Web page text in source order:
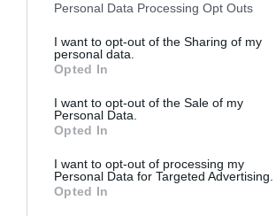
Personal Data Processing Opt Outs
I want to opt-out of the Sharing of my
personal data.
Opted In
I want to opt-out of the Sale of my
Personal Data.
Opted In
I want to opt-out of processing my
Personal Data for Targeted Advertising.
Opted In